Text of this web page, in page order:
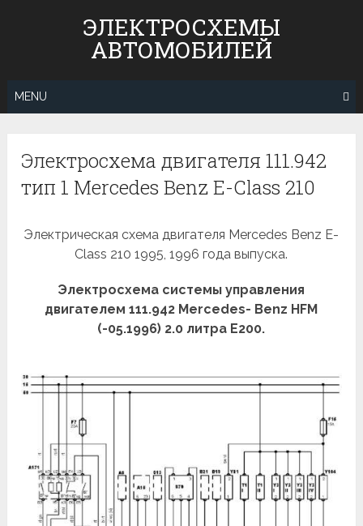
ЭЛЕКТРОСХЕМЫ
АВТОМОБИЛЕЙ
MENU
Электросхема двигателя 111.942
тип 1 Mercedes Benz E-Class 210
Электрическая схема двигателя Mercedes Benz E-
Class 210 1995, 1996 года выпуска.
Электросхема системы управления
двигателем 111.942 Mercedes- Benz HFM
(-05.1996) 2.0 литра Е200.